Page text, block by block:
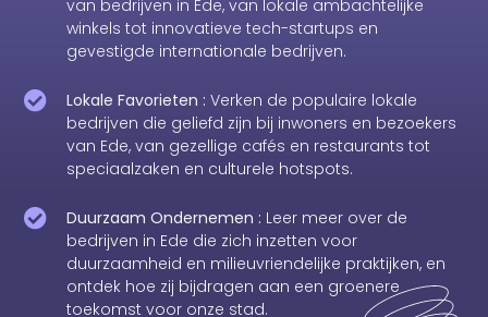
van bedrijven in Ede, van lokale ambachtelijke
winkels tot innovatieve tech-startups en
gevestigde internationale bedrijven.
Lokale Favorieten : Verken de populaire lokale
bedrijven die geliefd zijn bij inwoners en bezoekers
van Ede, van gezellige cafés en restaurants tot
speciaalzaken en culturele hotspots.
Duurzaam Ondernemen : Leer meer over de
bedrijven in Ede die zich inzetten voor
duurzaamheid en milieuvriendelijke praktijken, en
ontdek hoe zij bijdragen aan een groenere
toekomst voor onze stad.